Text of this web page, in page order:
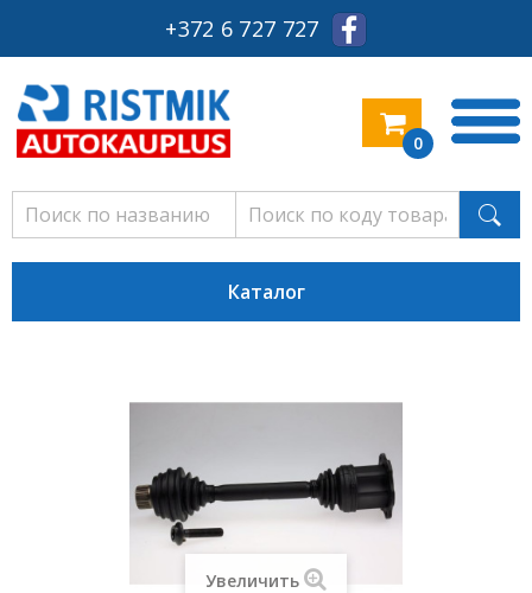
+372 6 727 727
0
Каталог
Увеличить